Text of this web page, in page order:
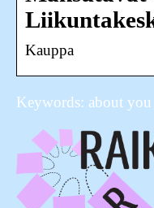
Kauppa
Keywords: about you